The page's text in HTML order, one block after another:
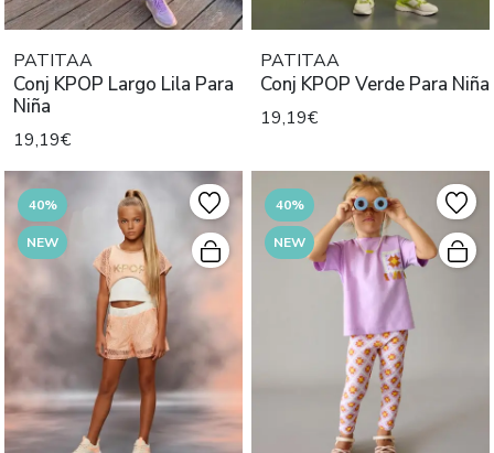
PATITAA
Conj KPOP Largo Lila Para
Niña
19,19€
PATITAA
Conj KPOP Verde Para Niña
19,19€
40%
NEW
40%
NEW